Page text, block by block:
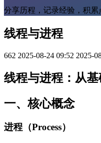
分享历程，记录经验，积累
线程与进程
662 2025-08-24 09:52 2025-
线程与进程：从
一、核心概念
进程（Process）